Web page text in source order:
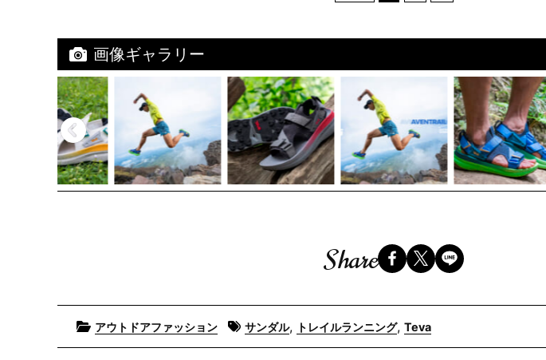
画像ギャラリー
Share
Posted
in
アウトドアファッション Tagged
サンダル, トレイルランニング, Teva